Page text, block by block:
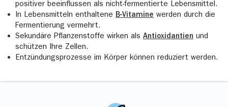
positiver beeinflussen als nicht-fermentierte Lebensmittel.
In Lebensmitteln enthaltene B-Vitamine werden durch die
Fermentierung vermehrt.
Sekundäre Pflanzenstoffe wirken als Antioxidantien und
schützen Ihre Zellen.
Entzündungsprozesse im Körper können reduziert werden.